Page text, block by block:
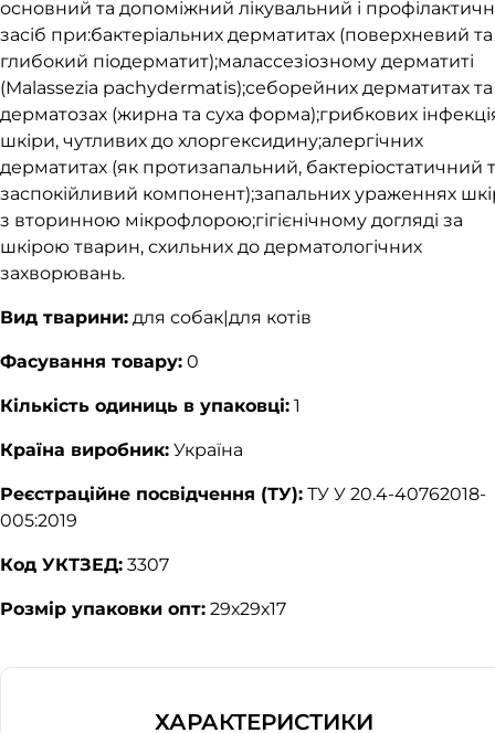
основний та допоміжний лікувальний і
засіб при:бактеріальних дерматитах (поверхневий та
глибокий піодерматит);малассезіозному дерматиті
(Malassezia pachydermatis);себорейних дерматитах та
дерматозах (жирна та суха форма);грибкових
шкіри, чутливих до хлоргексидину;алергічних
дерматитах (як протизапальний, бактеріостатичний
заспокійливий компонент);запальних ураженнях
з вторинною мікрофлорою;гігієнічному догляді за
шкірою тварин, схильних до дерматологічних
захворювань.
Вид тварини: для собак|для котів
Фасування товару: 0
Кількість одиниць в упаковці: 1
Країна виробник: Україна
Реєстраційне посвідчення (ТУ): ТУ У 20.4-40762018-
005:2019
Код УКТЗЕД: 3307
Розмір упаковки опт: 29х29х17
ХАРАКТЕРИСТИКИ